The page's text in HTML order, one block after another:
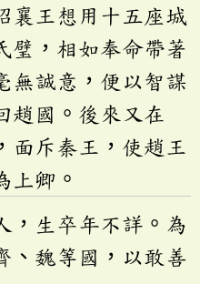
襄王想用十五座城
璧，相如奉命帶著
無誠意，便以智謀
趙國。後來又在
面斥秦王，使趙王
上卿。
，生卒年不詳。為
、魏等國，以敢善